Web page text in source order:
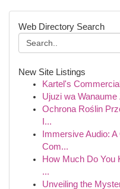
Web Directory Search
New Site Listings
Kartel's
Ujuzi wa
Ochrona Roślin
I...
Immersive Audio:
Com...
How Much Do You
...
Unveiling the